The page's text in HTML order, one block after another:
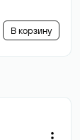
В корзину